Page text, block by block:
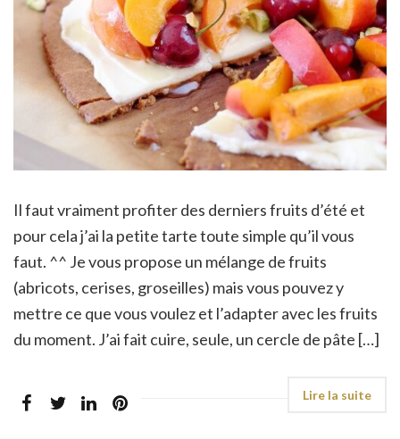
Il faut vraiment profiter des derniers fruits d’été et
pour cela j’ai la petite tarte toute simple qu’il vous
faut. ^^ Je vous propose un mélange de fruits
(abricots, cerises, groseilles) mais vous pouvez y
mettre ce que vous voulez et l’adapter avec les fruits
du moment. J’ai fait cuire, seule, un cercle de pâte […]